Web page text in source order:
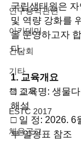
연구용역관련
아카데미
간담회
기타
책 소개
ESTC 2017
채용공고
국립생태원은
및 역량 강화를
을 운영하고자
다.
1. 교육개요
​□ 교육명: 생물
해설
□ 일 정: 2026. 6
부 일정표 참조